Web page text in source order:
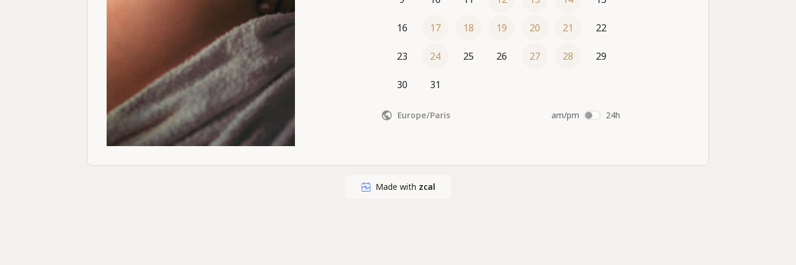
16 17 18 19 20 21 22
23 24 25 26 27 28 29
30 31
Europe/Paris am/pm 24h
Made with zcal